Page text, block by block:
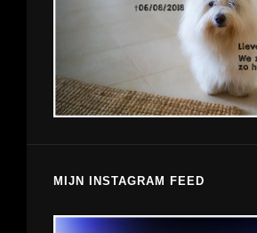
MIJN INSTAGRAM FEED